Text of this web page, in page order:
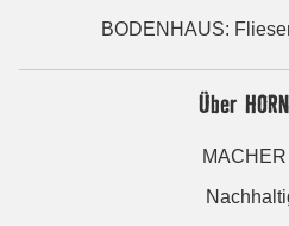
BODENHAUS:
Über